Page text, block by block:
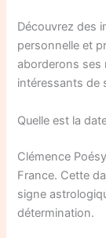
Découvrez des
personnelle et
aborderons ses
intéressants de
Quelle est la
Clémence
France. Cette
signe
détermination.